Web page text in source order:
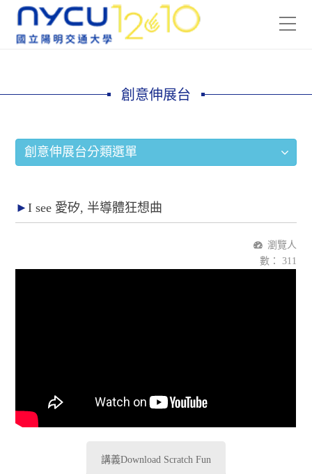
創意伸展台
創意伸展台分類選單
I see 愛矽, 半導體狂想曲
瀏覽人
數： 311
講義Download Scratch Fun